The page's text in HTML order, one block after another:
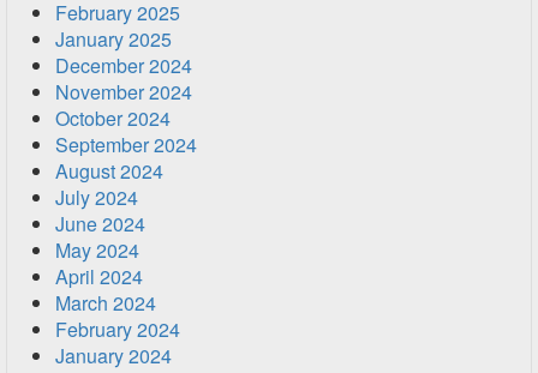
February 2025
January 2025
December 2024
November 2024
October 2024
September 2024
August 2024
July 2024
June 2024
May 2024
April 2024
March 2024
February 2024
January 2024